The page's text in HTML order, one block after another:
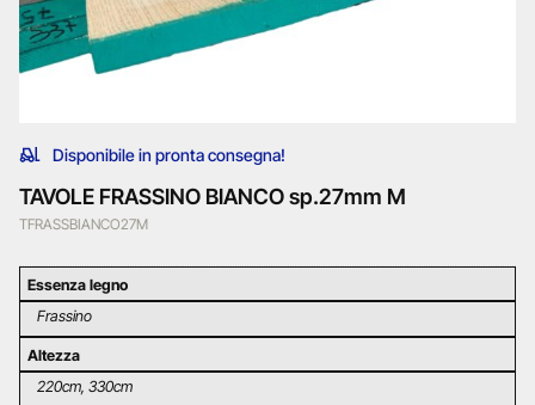
Disponibile in pronta consegna!
TAVOLE FRASSINO BIANCO sp.27mm M
TFRASSBIANCO27M
Essenza legno
Frassino
Altezza
220cm, 330cm